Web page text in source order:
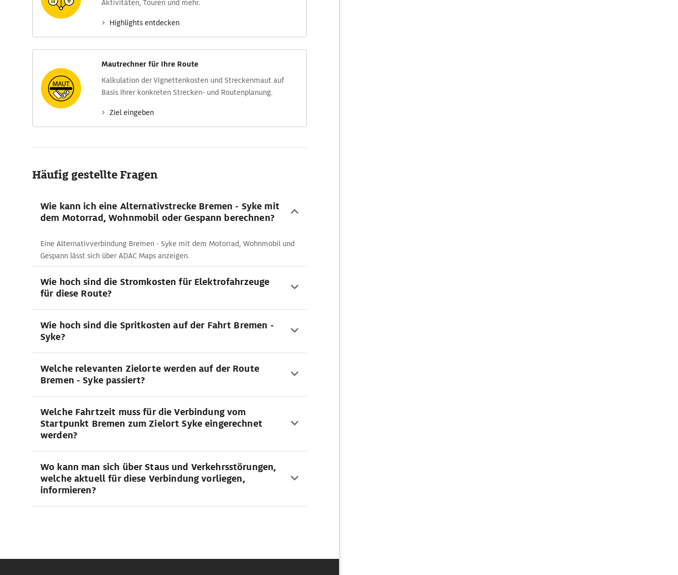
Aktivitäten, Touren und mehr.
Highlights entdecken
Mautrechner für Ihre Route
Kalkulation der Vignettenkosten und Streckenmaut auf
Basis Ihrer konkreten Strecken- und Routenplanung.
Ziel eingeben
Häufig gestellte Fragen
Wie kann ich eine Alternativstrecke Bremen - Syke mit
dem Motorrad, Wohnmobil oder Gespann berechnen?
Eine Alternativverbindung Bremen - Syke mit dem Motorrad, Wohnmobil und
Gespann lässt sich über ADAC Maps anzeigen.
Wie hoch sind die Stromkosten für Elektrofahrzeuge
für diese Route?
Wie hoch sind die Spritkosten auf der Fahrt Bremen -
Syke?
Welche relevanten Zielorte werden auf der Route
Bremen - Syke passiert?
Welche Fahrtzeit muss für die Verbindung vom
Startpunkt Bremen zum Zielort Syke eingerechnet
werden?
Wo kann man sich über Staus und Verkehrsstörungen,
welche aktuell für diese Verbindung vorliegen,
informieren?